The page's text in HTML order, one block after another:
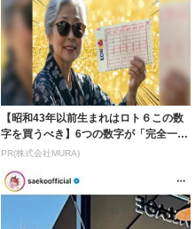
【昭和43年以前生まれはロト６この数
字を買うべき】6つの数字が「完全一
致」する方...
PR(株式会社MURA)